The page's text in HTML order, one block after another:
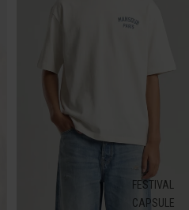
FESTIVAL
CAPSULE